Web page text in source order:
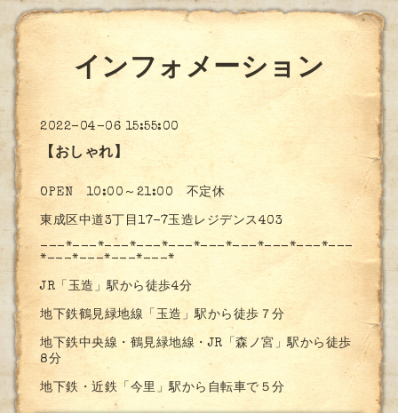
インフォメーション
2022-04-06 15:55:00
【おしゃれ】
OPEN 10:00～21:00 不定休
東成区中道3丁目17-7玉造レジデンス403
---*---*---*---*---*---*---*---*---*---
*---*---*---*---*
JR「玉造」駅から徒歩4分
地下鉄鶴見緑地線「玉造」駅から徒歩７分
地下鉄中央線・鶴見緑地線・JR「森ノ宮」駅から徒歩
8分
地下鉄・近鉄「今里」駅から自転車で５分